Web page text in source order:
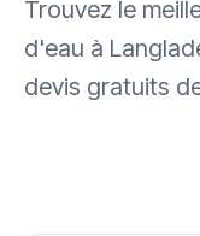
Trouvez le
d'eau à
devis gratuits